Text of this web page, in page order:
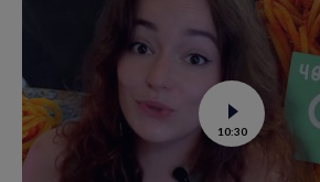
Voir
la
vidéo
10:30